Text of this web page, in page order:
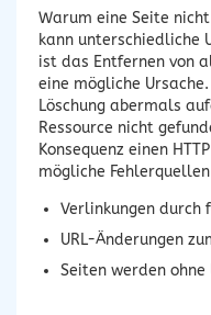
Warum eine Seite
kann unterschiedliche
ist das Entfernen von
eine mögliche
Löschung abermals
Ressource nicht
Konsequenz einen
mögliche
Verlinkungen durch
URL-Änderungen
Seiten werden ohne